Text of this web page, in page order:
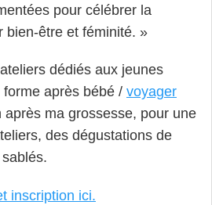
pour célébrer la
bien-être et féminité. »
dédiés aux jeunes
après bébé / voyager
après ma grossesse, pour une
des dégustations de
inscription ici.